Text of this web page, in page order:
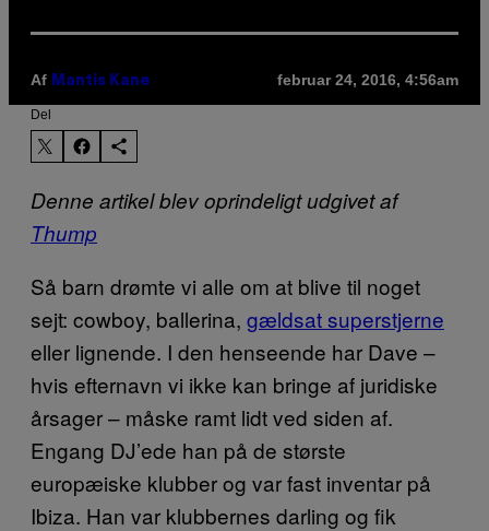
Af Mantis Kane februar 24, 2016, 4:56am
Del
Denne artikel blev oprindeligt udgivet af
Thump
Så barn drømte vi alle om at blive til noget
sejt: cowboy, ballerina, gældsat superstjerne
eller lignende. I den henseende har Dave –
hvis efternavn vi ikke kan bringe af juridiske
årsager – måske ramt lidt ved siden af.
Engang DJ’ede han på de største
europæiske klubber og var fast inventar på
Ibiza. Han var klubbernes darling og fik